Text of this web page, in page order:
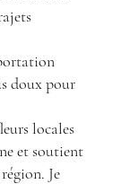
doux pour
locales
et soutient
Je